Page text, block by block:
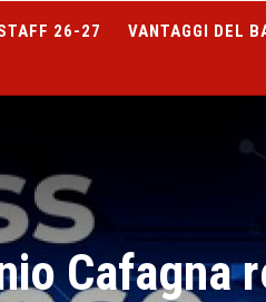
26-27 VANTAGGI DEL
Cafagna